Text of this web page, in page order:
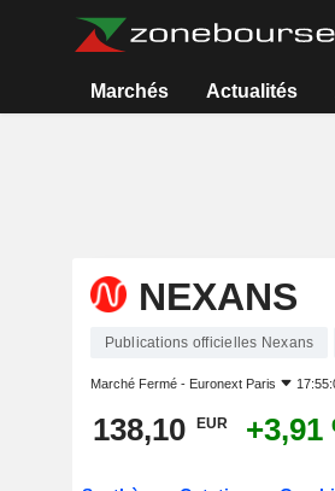
Marchés Actualités
NEXANS
Publications officielles Nexans
Marché Fermé - Euronext Paris
138,10 EUR +3,91